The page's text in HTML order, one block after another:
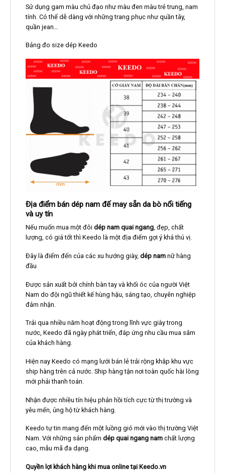
Sử dụng gam màu chủ đạo như màu đen màu trẻ trung, nam
tính. Có thể dễ dàng với những trang phục như quần tây,
quần jean…
Bảng đo size dép Keedo
Địa điểm bán dép nam đế may sẵn da bò nổi tiếng
và uy tín
Nếu muốn mua một đôi dép nam quai ngang, đẹp, chất
lượng, có giá tốt thì Keedo là một địa điểm gợi ý khá thú vị.
Đây là điểm đến của các xu hướng giày, dép namnữ hàng
đầu
Được sản xuất bởi chính bàn tay và khối óc của người Việt
Nam do đội ngũ thiết kế hùng hậu, sáng tạo, chuyên nghiệp
đảm nhận.
Trải qua nhiều năm hoạt động trong lĩnh vực giày trong
nước, Keedo đã ngày phát triển, đáp ứng nhu cầu mua sắm
của khách hàng.
Hiện nay Keedo có mạng lưới bán lẻ trải rộng khắp khu vực
ship hàng trên cả nước. Ship hàng tận nơi toàn quốc hài lòng
mới phải thanh toán.
Nhận được nhiều tín hiệu phản hồi tích cực từ thị trường và
yêu mến, ủng hộ từ khách hàng.
Keedo tự tin mang đến một luồng gió mới vào thị trường Việt
Nam. Với những sản phẩm dép quai ngang namchất lượng
cao, mẫu mã đa dạng.
Quyền lợi khách hàng khi mua online tại Keedo.vn